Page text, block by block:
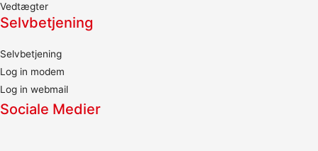
Vedtægter
Selvbetjening
Selvbetjening
Log in modem
Log in webmail
Sociale Medier